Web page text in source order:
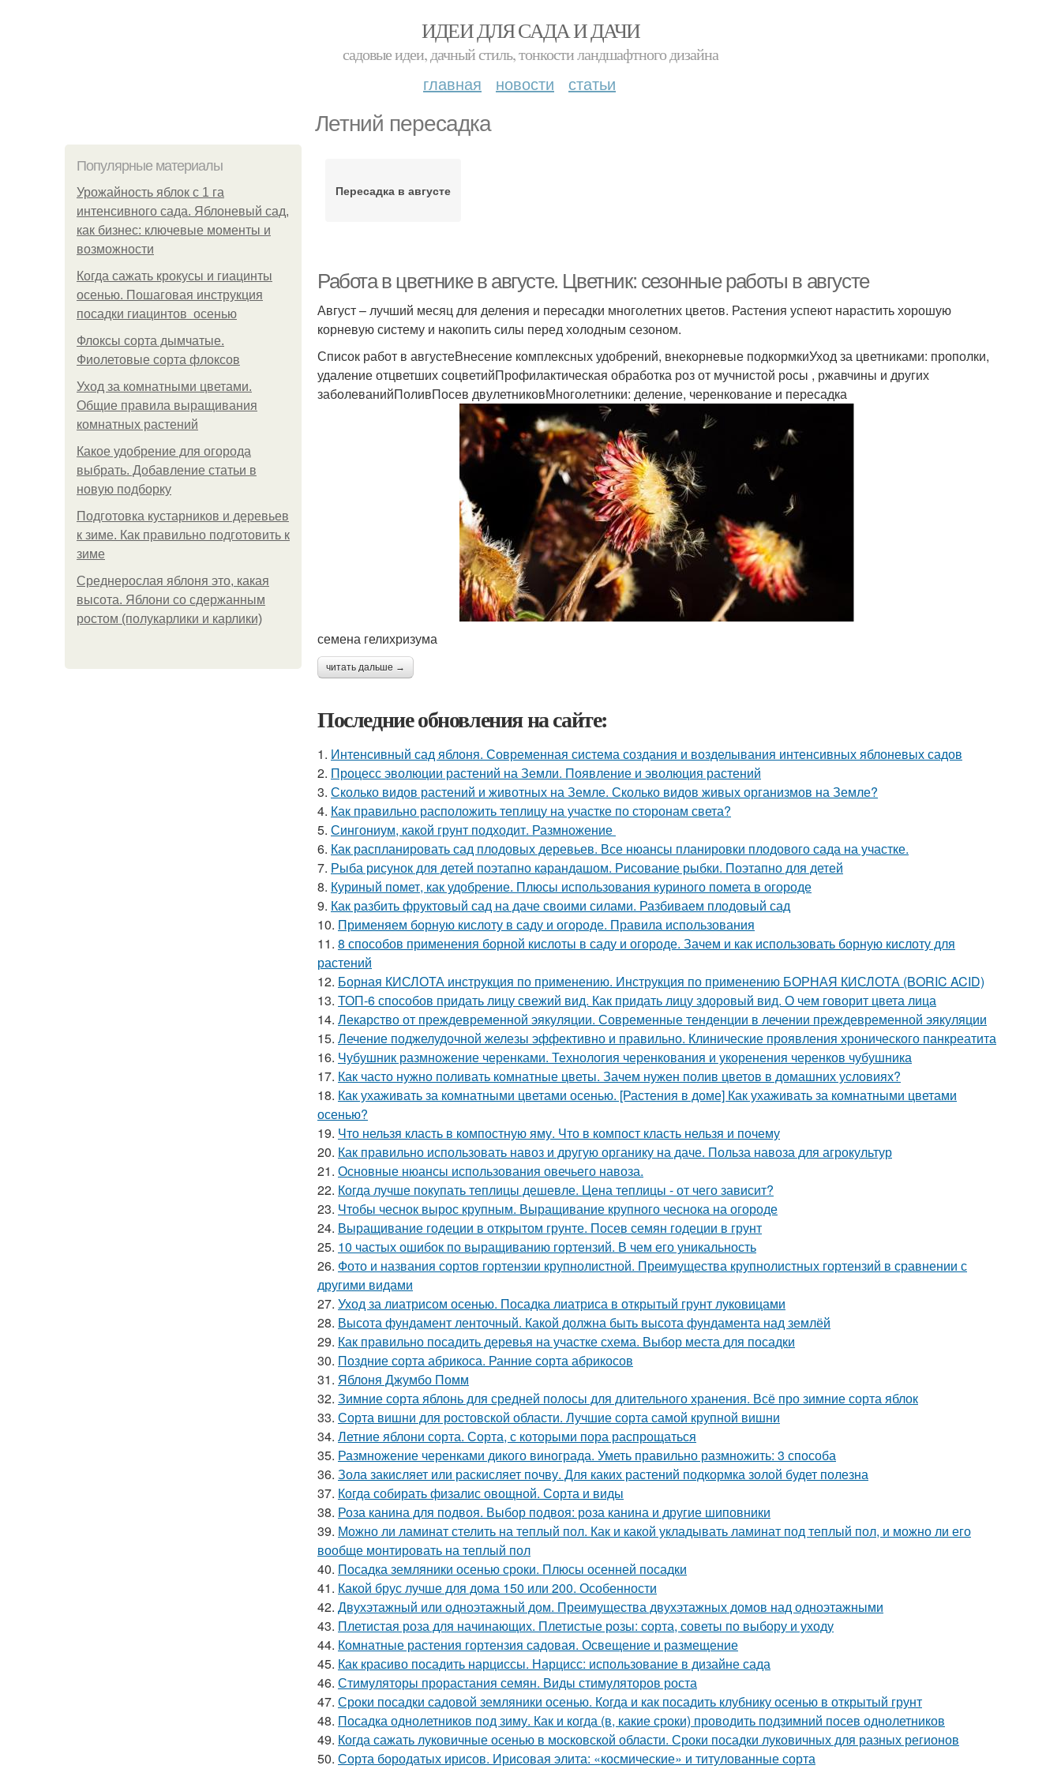
ИДЕИ ДЛЯ САДА И ДАЧИ
садовые идеи, дачный стиль, тонкости ландшафтного дизайна
главная новости статьи
Летний пересадка
Популярные материалы
Урожайность яблок с 1 га
интенсивного сада. Яблоневый сад,
как бизнес: ключевые моменты и
возможности
Когда сажать крокусы и гиацинты
осенью. Пошаговая инструкция
посадки гиацинтов осенью
Флоксы сорта дымчатые.
Фиолетовые сорта флоксов
Уход за комнатными цветами.
Общие правила выращивания
комнатных растений
Какое удобрение для огорода
выбрать. Добавление статьи в
новую подборку
Подготовка кустарников и деревьев
к зиме. Как правильно подготовить к
зиме
Среднерослая яблоня это, какая
высота. Яблони со сдержанным
ростом (полукарлики и карлики)
Пересадка в августе
Работа в цветнике в августе. Цветник: сезонные работы в августе
Август – лучший месяц для деления и пересадки многолетних цветов. Растения успеют нарастить хорошую
корневую систему и накопить силы перед холодным сезоном.
Список работ в августеВнесение комплексных удобрений, внекорневые подкормкиУход за цветниками: прополки,
удаление отцветших соцветийПрофилактическая обработка роз от мучнистой росы , ржавчины и других
заболеванийПоливПосев двулетниковМноголетники: деление, черенкование и пересадка
семена гелихризума
читать дальше →
Последние обновления на сайте:
1. Интенсивный сад яблоня. Современная система создания и возделывания интенсивных яблоневых садов
2. Процесс эволюции растений на Земли. Появление и эволюция растений
3. Сколько видов растений и животных на Земле. Сколько видов живых организмов на Земле?
4. Как правильно расположить теплицу на участке по сторонам света?
5. Сингониум, какой грунт подходит. Размножение
6. Как распланировать сад плодовых деревьев. Все нюансы планировки плодового сада на участке.
7. Рыба рисунок для детей поэтапно карандашом. Рисование рыбки. Поэтапно для детей
8. Куриный помет, как удобрение. Плюсы использования куриного помета в огороде
9. Как разбить фруктовый сад на даче своими силами. Разбиваем плодовый сад
10. Применяем борную кислоту в саду и огороде. Правила использования
11. 8 способов применения борной кислоты в саду и огороде. Зачем и как использовать борную кислоту для
растений
12. Борная КИСЛОТА инструкция по применению. Инструкция по применению БОРНАЯ КИСЛОТА (BORIC ACID)
13. ТОП-6 способов придать лицу свежий вид. Как придать лицу здоровый вид. О чем говорит цвета лица
14. Лекарство от преждевременной эякуляции. Современные тенденции в лечении преждевременной эякуляции
15. Лечение поджелудочной железы эффективно и правильно. Клинические проявления хронического панкреатита
16. Чубушник размножение черенками. Технология черенкования и укоренения черенков чубушника
17. Как часто нужно поливать комнатные цветы. Зачем нужен полив цветов в домашних условиях?
18. Как ухаживать за комнатными цветами осенью. [Растения в доме] Как ухаживать за комнатными цветами
осенью?
19. Что нельзя класть в компостную яму. Что в компост класть нельзя и почему
20. Как правильно использовать навоз и другую органику на даче. Польза навоза для агрокультур
21. Основные нюансы использования овечьего навоза.
22. Когда лучше покупать теплицы дешевле. Цена теплицы - от чего зависит?
23. Чтобы чеснок вырос крупным. Выращивание крупного чеснока на огороде
24. Выращивание годеции в открытом грунте. Посев семян годеции в грунт
25. 10 частых ошибок по выращиванию гортензий. В чем его уникальность
26. Фото и названия сортов гортензии крупнолистной. Преимущества крупнолистных гортензий в сравнении с
другими видами
27. Уход за лиатрисом осенью. Посадка лиатриса в открытый грунт луковицами
28. Высота фундамент ленточный. Какой должна быть высота фундамента над землёй
29. Как правильно посадить деревья на участке схема. Выбор места для посадки
30. Поздние сорта абрикоса. Ранние сорта абрикосов
31. Яблоня Джумбо Помм
32. Зимние сорта яблонь для средней полосы для длительного хранения. Всё про зимние сорта яблок
33. Сорта вишни для ростовской области. Лучшие сорта самой крупной вишни
34. Летние яблони сорта. Сорта, с которыми пора распрощаться
35. Размножение черенками дикого винограда. Уметь правильно размножить: 3 способа
36. Зола закисляет или раскисляет почву. Для каких растений подкормка золой будет полезна
37. Когда собирать физалис овощной. Сорта и виды
38. Роза канина для подвоя. Выбор подвоя: роза канина и другие шиповники
39. Можно ли ламинат стелить на теплый пол. Как и какой укладывать ламинат под теплый пол, и можно ли его
вообще монтировать на теплый пол
40. Посадка земляники осенью сроки. Плюсы осенней посадки
41. Какой брус лучше для дома 150 или 200. Особенности
42. Двухэтажный или одноэтажный дом. Преимущества двухэтажных домов над одноэтажными
43. Плетистая роза для начинающих. Плетистые розы: сорта, советы по выбору и уходу
44. Комнатные растения гортензия садовая. Освещение и размещение
45. Как красиво посадить нарциссы. Нарцисс: использование в дизайне сада
46. Стимуляторы прорастания семян. Виды стимуляторов роста
47. Сроки посадки садовой земляники осенью. Когда и как посадить клубнику осенью в открытый грунт
48. Посадка однолетников под зиму. Как и когда (в, какие сроки) проводить подзимний посев однолетников
49. Когда сажать луковичные осенью в московской области. Сроки посадки луковичных для разных регионов
50. Сорта бородатых ирисов. Ирисовая элита: «космические» и титулованные сорта